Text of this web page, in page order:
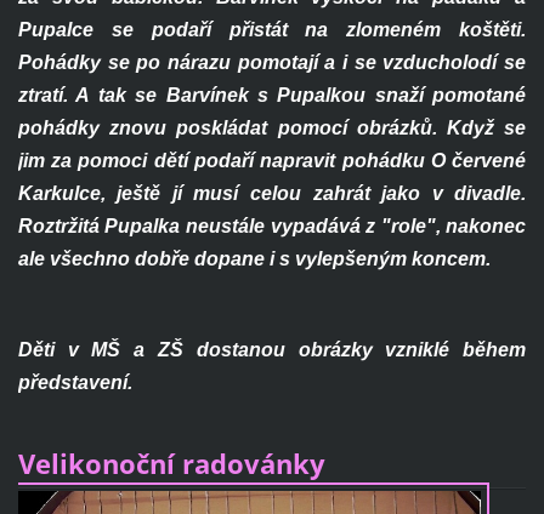
Pupalce se podaří přistát na zlomeném koštěti.
Pohádky se po nárazu pomotají a i se vzducholodí se
ztratí. A tak se Barvínek s Pupalkou snaží pomotané
pohádky znovu poskládat pomocí obrázků. Když se
jim za pomoci dětí podaří napravit pohádku O červené
Karkulce, ještě jí musí celou zahrát jako v divadle.
Roztržitá Pupalka neustále vypadává z "role", nakonec
ale všechno dobře dopane i s vylepšeným koncem.
Děti v MŠ a ZŠ dostanou obrázky vzniklé během
představení.
Velikonoční radovánky